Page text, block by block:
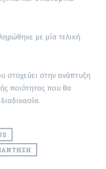
με μία τελική
στοχεύει στην ανάπτυξη
ποιότητας που θα